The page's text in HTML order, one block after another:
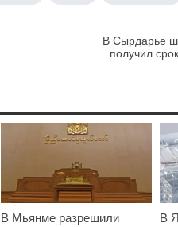
В Сырдарье
получил
В Мьянме разрешили
В